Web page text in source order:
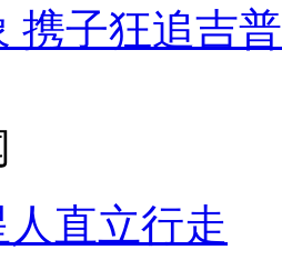
携子狂追吉
直立行走